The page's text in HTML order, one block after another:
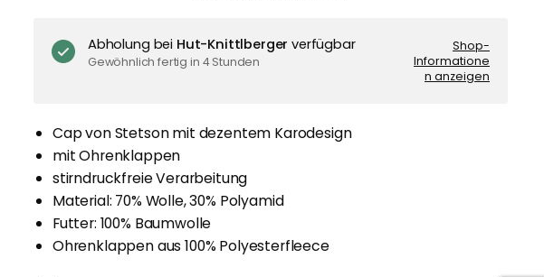
Abholung bei Hut-Knittlberger verfügbar
Gewöhnlich fertig in 4 Stunden
Shop-
Informatione
n anzeigen
Cap von Stetson mit dezentem Karodesign
mit Ohrenklappen
stirndruckfreie Verarbeitung
Material: 70% Wolle, 30% Polyamid
Futter: 100% Baumwolle
Ohrenklappen aus 100% Polyesterfleece